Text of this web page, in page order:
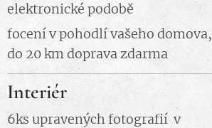
elektronické podobě
focení v pohodlí vašeho domova,
do 20 km doprava zdarma
Interiér
6ks upravených fotografií v